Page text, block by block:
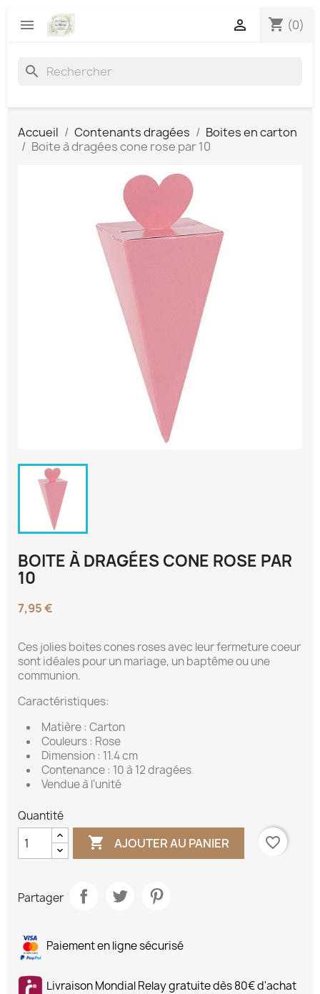
 shopping_cart (0)

search
Accueil Contenants dragées
Boites en carton
Boite à dragées cone rose par 10
BOITE À DRAGÉES CONE ROSE PAR
10
7,95 €
Ces jolies boites cones roses avec leur fermeture coeur
sont idéales pour un mariage, un baptême ou une
communion.
Caractéristiques:
Matière : Carton
Couleurs : Rose
Dimension : 11.4 cm
Contenance : 10 à 12 dragées
Vendue à l'unité
Quantité
 AJOUTER AU PANIER favorite_border
Partager
Paiement en ligne sécurisé
Livraison Mondial Relay gratuite dès 80€ d'achat